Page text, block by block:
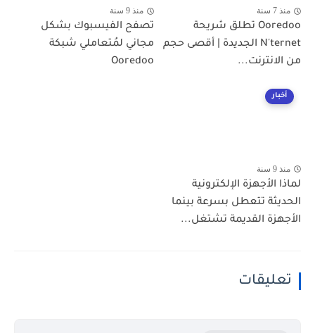
منذ 7 سنة
Ooredoo تطلق شريحة
N'ternet الجديدة | أقصى حجم
من الانترنت...
منذ 9 سنة
تصفح الفيسبوك بشكل
مجاني لمُتعاملي شبكة
Ooredoo
أخبار
منذ 9 سنة
لماذا الأجهزة الإلكترونية
الحديثة تتعطل بسرعة بينما
الأجهزة القديمة تشتغل...
تعليقات